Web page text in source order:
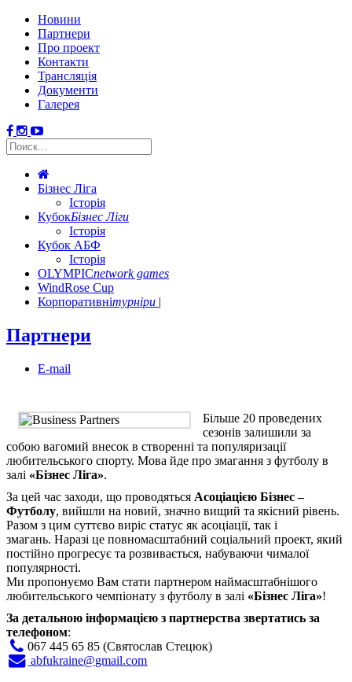
Новини
Партнери
Про проект
Контакти
Трансляція
Документи
Галерея
Бізнес Ліга
Історія
КубокБізнес Ліги
Історія
Кубок АБФ
Історія
OLYMPICnetwork games
WindRose Cup
Корпоративнітурніри
Партнери
E-mail
Більше 20 проведених
сезонів залишили за
собою вагомий внесок в створенні та популяризації
любительського спорту. Мова йде про змагання з футболу в
залі «Бізнес Ліга».
За цей час заходи, що проводяться Асоціацією Бізнес –
Футболу, вийшли на новий, значно вищий та якісний рівень.
Разом з цим суттєво виріс статус як асоціації, так і
змагань. Наразі це повномасштабний соціальний проект, який
постійно прогресує та розвивається, набуваючи чималої
популярності.
Ми пропонуємо Вам стати партнером наймасштабнішого
любительського чемпіонату з футболу в залі «Бізнес Ліга»!
За детальною інформацією з партнерства звертатись за
телефоном:
067 445 65 85 (Святослав Стецюк)
abfukraine@gmail.com